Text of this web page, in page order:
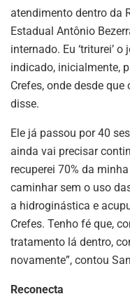
atendimento dentro da
Estadual Antônio
internado. Eu ‘triturei’
indicado, inicialmente,
Crefes, onde desde
disse.
Ele já passou por 40
ainda vai precisar
recuperei 70% da
caminhar sem o uso
a hidroginástica e
Crefes. Tenho fé que,
tratamento lá dentro,
novamente”, contou
Reconecta